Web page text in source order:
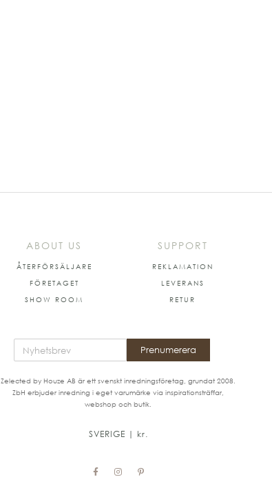
ABOUT US
ÅTERFÖRSÄLJARE
FÖRETAGET
SHOW ROOM
SUPPORT
REKLAMATION
LEVERANS
RETUR
Prenumerera
Zelected by Houze AB är ett svenskt inredningsföretag, grundat 2008.
ZbH erbjuder inredning i eget varumärke via inspirationsträffar,
webshop och butik.
SVERIGE | kr.